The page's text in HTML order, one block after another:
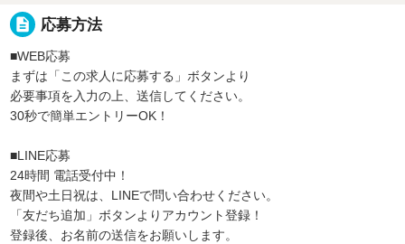
description 応募方法
■WEB応募
まずは「この求人に応募する」ボタンより
必要事項を入力の上、送信してください。
30秒で簡単エントリーOK！
■LINE応募
24時間 電話受付中！
夜間や土日祝は、LINEで問い合わせください。
「友だち追加」ボタンよりアカウント登録！
登録後、お名前の送信をお願いします。